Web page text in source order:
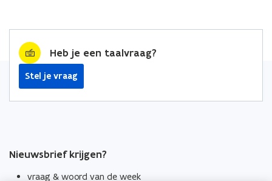
Heb je een taalvraag?
Stel je vraag
Nieuwsbrief krijgen?
vraag & woord van de week